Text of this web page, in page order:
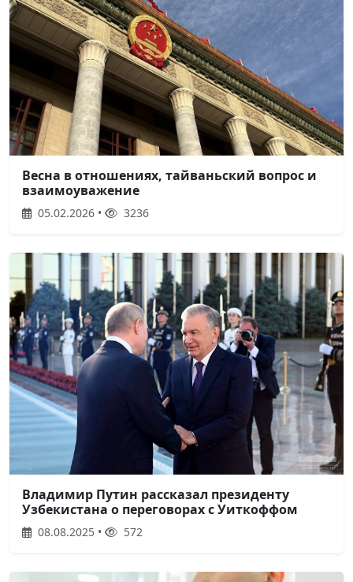
Весна в отношениях, тайваньский вопрос и
взаимоуважение
05.02.2026 • 3236
Владимир Путин рассказал президенту
Узбекистана о переговорах с Уиткоффом
08.08.2025 • 572